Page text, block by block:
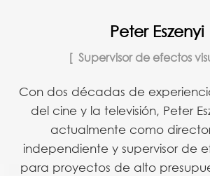
Peter Eszenyi
Supervisor de efectos
Con dos décadas de
del cine y la televisión, Peter
actualmente como
independiente y supervisor de
para proyectos de alto